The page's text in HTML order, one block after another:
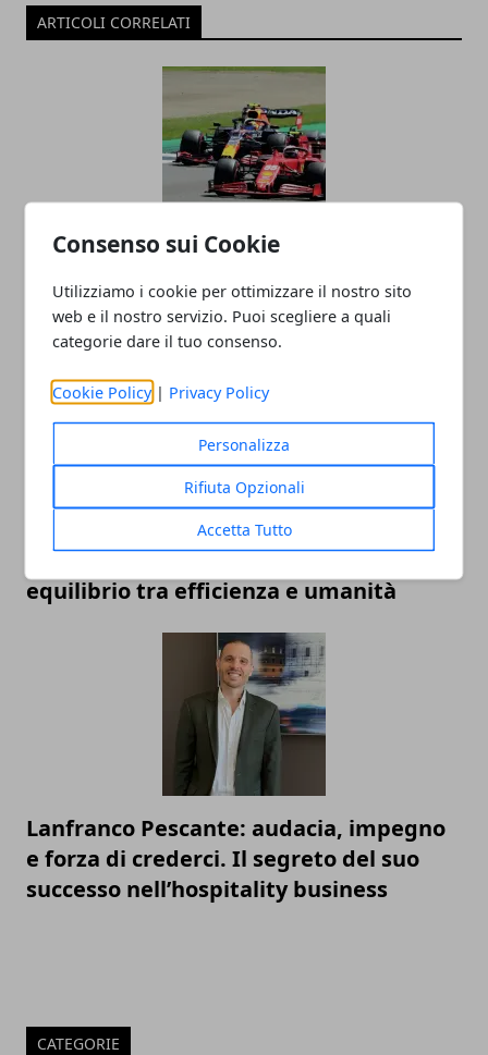
Consenso sui Cookie
Utilizziamo i cookie per ottimizzare il nostro sito
web e il nostro servizio. Puoi scegliere a quali
categorie dare il tuo consenso.
Cookie Policy | Privacy Policy
Personalizza
Rifiuta Opzionali
Accetta Tutto
ARTICOLI CORRELATI
La Formula 1 nel 2025: tecnologia,
strategie e nuove frontiere della
competizione
Intelligenza Artificiale e lavoro: il nuovo
equilibrio tra efficienza e umanità
Lanfranco Pescante: audacia, impegno
e forza di crederci. Il segreto del suo
successo nell’hospitality business
CATEGORIE